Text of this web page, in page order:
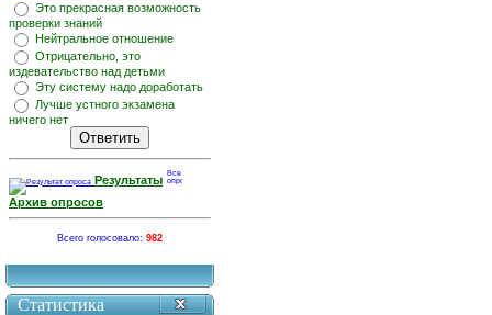
Это прекрасная возможность
проверки знаний
Нейтральное отношение
Отрицательно, это
издевательство над детьми
Эту систему надо доработать
Лучше устного экзамена
ничего нет
Результаты
Архив опросов
Всего голосовало: 982
Статистика